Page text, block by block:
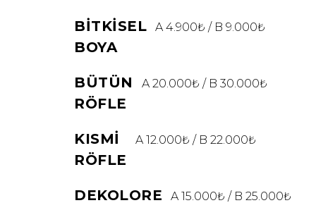
BITKISEL
BOYA
A 4.900₺ / B 9.000₺
BÜTÜN
RÖFLE
A 20.000₺ / B 30.000₺
KISMI
RÖFLE
A 12.000₺ / B 22.000₺
DEKOLORE A 15.000₺ / B 25.000₺